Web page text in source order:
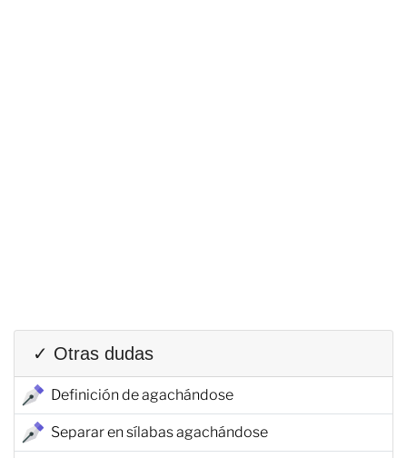
✓ Otras dudas
Definición de agachándose
Separar en sílabas agachándose